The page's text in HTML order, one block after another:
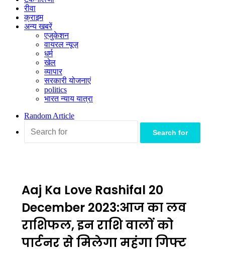
रीवा
क्राइम
अन्य खबरें
एजुकेशन
वायरल न्यूज़
धर्म
खेल
व्यापार
सरकारी योजनाएं
politics
भारत न्याय यात्रा
Random Article
Search for
Aaj Ka Love Rashifal 20
December 2023:आज का लव
राशिफल, इन राशि वालों को
पार्टनर से मिलेगा महंगा गिफ्ट